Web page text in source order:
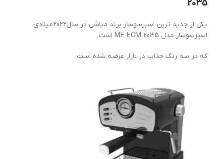
2035
یکی از جدید ترین اسپرسوساز برند مباشی در سال2022میلادی
اسپرسوساز مدل ME-ECM 2035 است.
که در سه رنگ جذاب در بازار عرضه شده است.